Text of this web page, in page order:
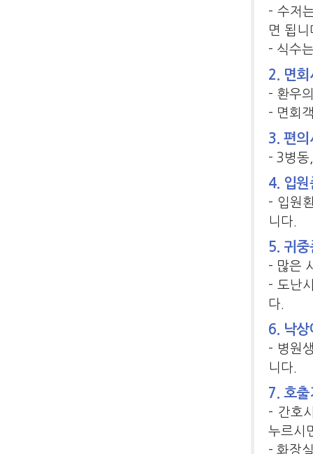
- 수저
면 됩니
- 식수
2. 면회
- 환우
- 면회
3. 편의
- 3병동
4. 입원
- 입원
니다.
5. 귀중
- 많은
- 도난
다.
6. 낙상
- 병원
니다.
7. 호출
- 간호
누르시
- 화장